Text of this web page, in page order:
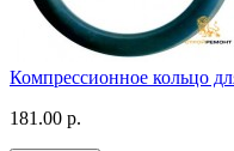
Компрессионное кольцо
181.00 р.